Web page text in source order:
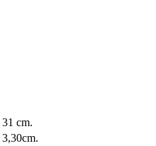
31 cm.
3,30cm.